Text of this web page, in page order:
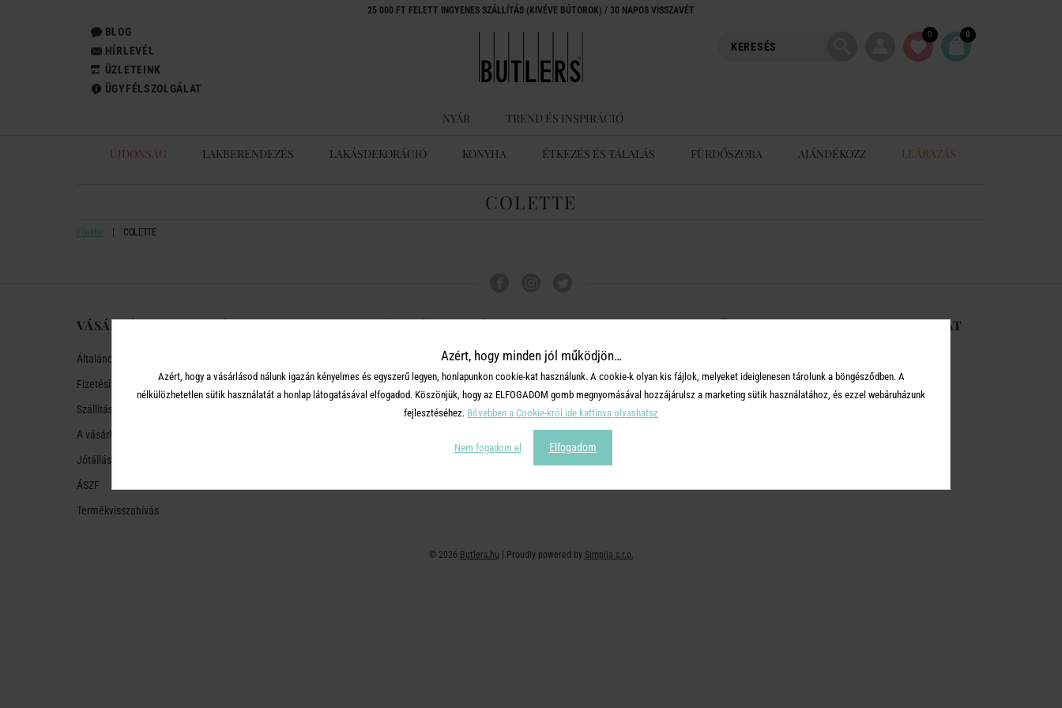
25 000 FT FELETT INGYENES SZÁLLÍTÁS (KIVÉVE BÚTOROK) / 30 NAPOS VISSZAVÉT
BLOG
HÍRLEVÉL
ÜZLETEINK
ÜGYFÉLSZOLGÁLAT
0 0
NYÁR TREND ÉS INSPIRÁCIÓ
ÚJDONSÁG LAKBERENDEZÉS LAKÁSDEKORÁCIÓ KONYHA ÉTKEZÉS ÉS TÁLALÁS FÜRDŐSZOBA AJÁNDÉKOZZ LEÁRAZÁS
COLETTE
Főoldal COLETTE
VÁSÁRLÁSI TUDNIVALÓK
Általános tudnivalók
Fizetési módok
Szállítási módok és költségek
A vásárlástól való ellálás
Jótállás
ÁSZF
Termékvisszahívás
ÜGYFÉLSZOLGÁLAT
+36 30 726 9588 ( H-P: 10-16 )
webshop@butlers.hu
A BUTLERS-RŐL
Impresszum
Ajándékkártya
KAPCSOLAT
Elérhetőségek
© 2026 Butlers.hu | Proudly powered by Simplia s.r.o.
Azért, hogy minden jól működjön…
Azért, hogy a vásárlásod nálunk igazán kényelmes és egyszerű legyen, honlapunkon cookie-kat használunk. A cookie-k olyan kis fájlok, melyeket ideiglenesen tárolunk a böngésződben. A
nélkülözhetetlen sütik használatát a honlap látogatásával elfogadod. Köszönjük, hogy az ELFOGADOM gomb megnyomásával hozzájárulsz a marketing sütik használatához, és ezzel webáruházunk
fejlesztéséhez. Bővebben a Cookie-król ide kattinva olvashatsz
Nem fogadom el Elfogadom